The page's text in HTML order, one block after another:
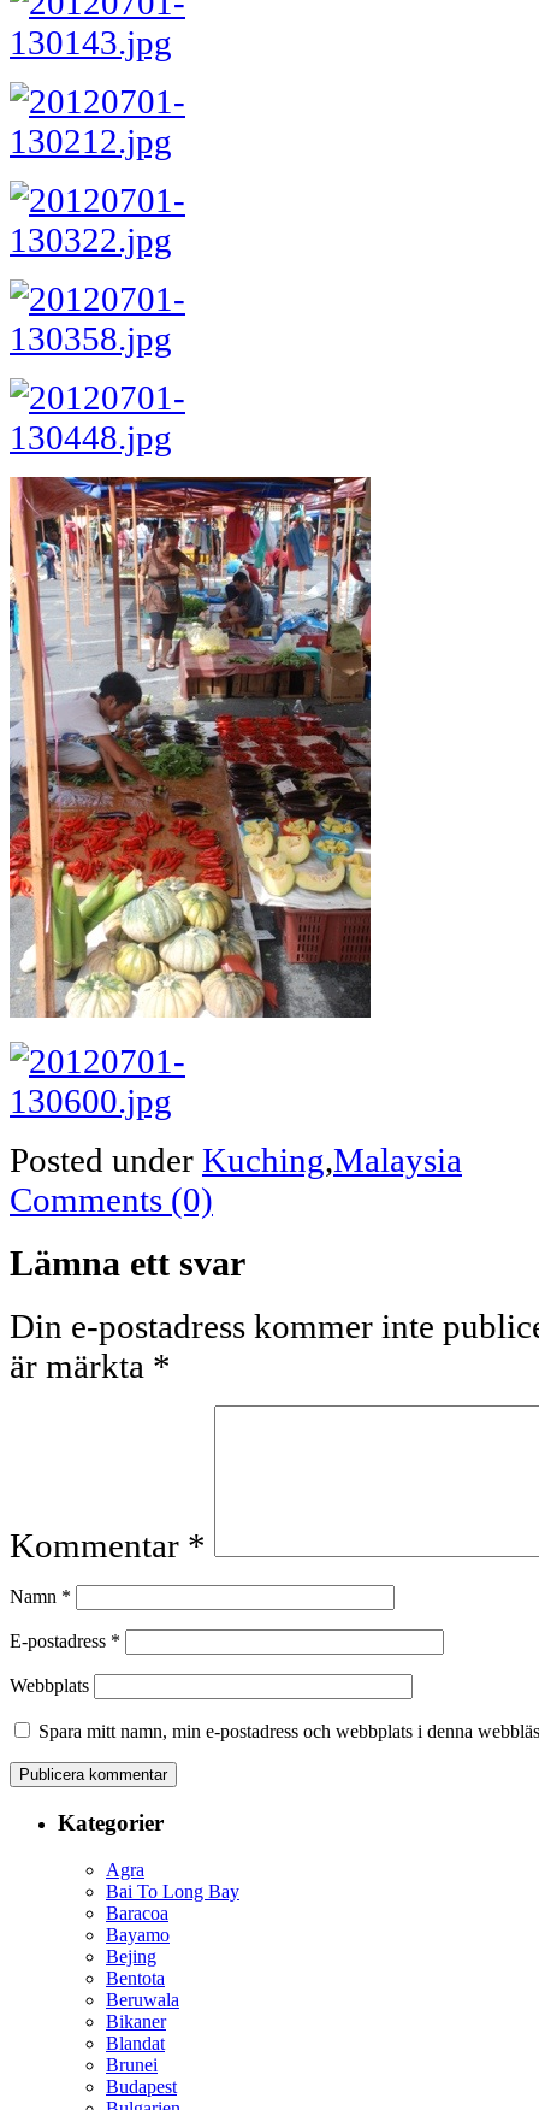
Posted under Kuching,Malaysia
Comments (0)
Lämna ett svar
Din e-postadress kommer inte
är märkta *
Kommentar *
Namn *
E-postadress *
Webbplats
Spara mitt namn, min e-postadress och webbplats i denna
Kategorier
Agra
Bai To Long Bay
Baracoa
Bayamo
Bejing
Bentota
Beruwala
Bikaner
Blandat
Brunei
Budapest